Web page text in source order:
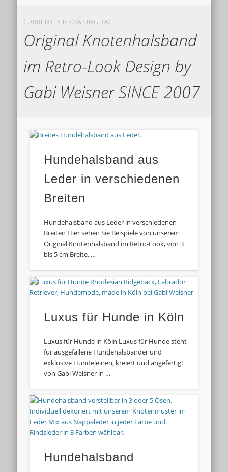
CURRENTLY BROWSING TAG
Original Knotenhalsband
im Retro-Look Design by
Gabi Weisner SINCE 2007
Hundehalsband aus
Leder in verschiedenen
Breiten
Hundehalsband aus Leder in verschiedenen
Breiten Hier sehen Sie Beispiele von unserem
Original Knotenhalsband im Retro-Look, von 3
bis 5 cm Breite. …
Luxus für Hunde in Köln
Luxus für Hunde in Köln Luxus für Hunde steht
für ausgefallene Hundehalsbänder und
exklusive Hundeleinen, kreiert und angefertigt
von Gabi Weisner in …
Hundehalsband